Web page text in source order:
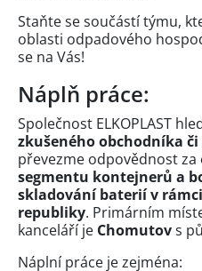
Staňte se součástí týmu,
oblasti odpadového
se na Vás!
Náplň práce:
Společnost ELKOPLAST
zkušeného obchodníka
převezme odpovědnost za
segmentu kontejnerů a
skladování baterií v rámci
republiky. Primárním
kanceláří je Chomutovs
Náplní práce je zejména: